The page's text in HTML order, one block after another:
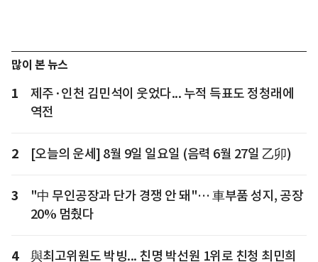
많이 본 뉴스
1
제주·인천 김민석이 웃었다... 누적 득표도 정청래에
역전
2 [오늘의 운세] 8월 9일 일요일 (음력 6월 27일 乙卯)
3
"中 무인공장과 단가 경쟁 안 돼"… 車부품 성지, 공장
20% 멈췄다
4
與최고위원도 박빙... 친명 박선원 1위로 친청 최민희